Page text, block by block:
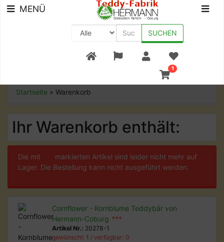
+49 (0) 9561-8590-0
MENÜ
SUCHEN
1
Startseite » Warenkorb
Ihr Warenkorb enthält:
Die mit
markierten Artikel sind leider nicht mehr auf
Lager. Die Bestellung kann nicht ausgeführt werden.
Cornflower - Kornblume Teddybär von
Hermann-Coburg ***
Artikel Nr.: 20278-1
gewünscht: 1 / verfügbar: 0